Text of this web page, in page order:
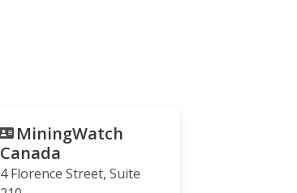
MiningWatch
Canada
4 Florence Street, Suite